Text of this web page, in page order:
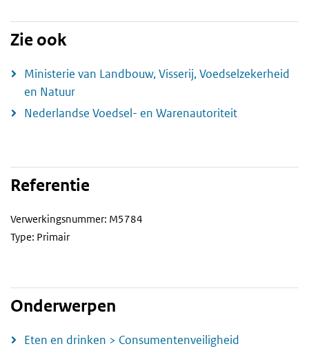
Zie ook
Ministerie van Landbouw, Visserij, Voedselzekerheid
en Natuur
Nederlandse Voedsel- en Warenautoriteit
Referentie
Verwerkingsnummer: M5784
Type: Primair
Onderwerpen
Eten en drinken > Consumentenveiligheid